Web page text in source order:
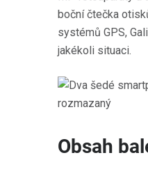
boční čtečka
systémů GPS,
jakékoli situaci.
Obsah